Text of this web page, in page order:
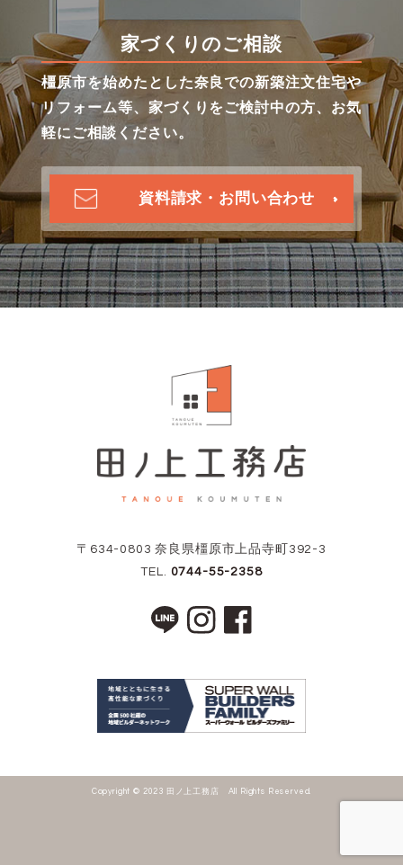
家づくりのご相談
橿原市を始めたとした奈良での新築注文住宅や
リフォーム等、家づくりをご検討中の方、お気
軽にご相談ください。
資料請求・お問い合わせ
〒634-0803 奈良県橿原市上品寺町392-3
TEL. 0744-55-2358
Copyright © 2023 田ノ上工務店 All Rights Reserved.